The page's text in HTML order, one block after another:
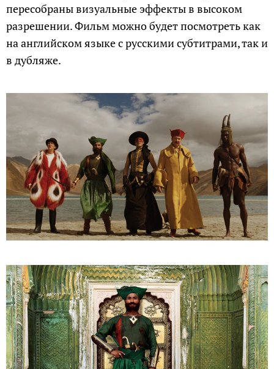
пересобраны визуальные эффекты в высоком
разрешении. Фильм можно будет посмотреть как
на английском языке с русскими субтитрами, так и
в дубляже.